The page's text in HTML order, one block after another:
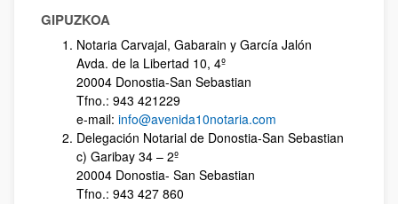
GIPUZKOA
Notaria Carvajal, Gabarain y García Jalón
Avda. de la Libertad 10, 4º
20004 Donostia-San Sebastian
Tfno.: 943 421229
e-mail: info@avenida10notaria.com
Delegación Notarial de Donostia-San Sebastian
c) Garibay 34 – 2º
20004 Donostia- San Sebastian
Tfno.: 943 427 860